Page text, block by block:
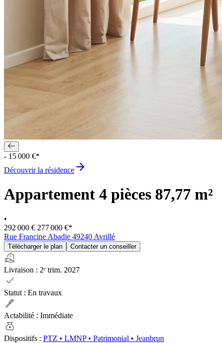
- 15 000 €*
Découvrir la résidence
Appartement 4 pièces 87,77 m²
•
292 000 € 277 000 €*
Rue Francine Abadie 49240 Avrillé
Télécharger le plan Contacter un conseiller
real_estate_agent
Livraison : 2ᵉ trim. 2027
check
Statut : En travaux
ink_pen
Actabilité : Immédiate
money_bag
Dispositifs : PTZ • LMNP• Patrimonial • Jeanbrun